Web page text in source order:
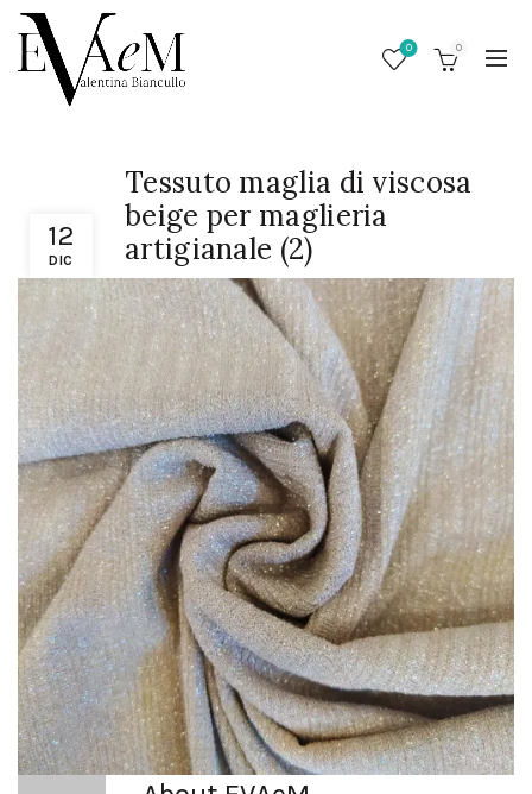
0 0
12
DIC
Tessuto maglia di viscosa
beige per maglieria
artigianale (2)